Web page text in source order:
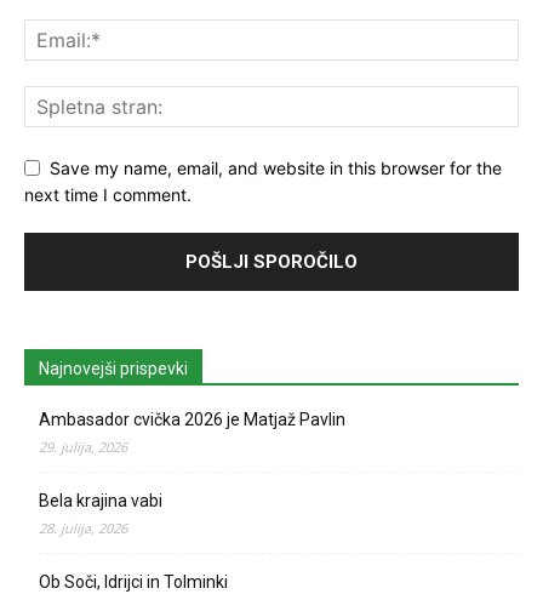
Save my name, email, and website in this browser for the
next time I comment.
Najnovejši prispevki
Ambasador cvička 2026 je Matjaž Pavlin
29. julija, 2026
Bela krajina vabi
28. julija, 2026
Ob Soči, Idrijci in Tolminki